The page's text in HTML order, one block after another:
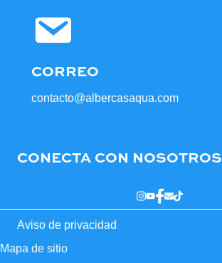
CORREO
contacto@albercasaqua.com
CONECTA CON NOSOTROS
Aviso de privacidad
Mapa de sitio